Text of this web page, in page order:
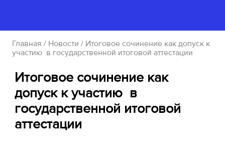
Главная / Новости / Итоговое сочинение как допуск к
участию в государственной итоговой аттестации
Итоговое сочинение как
допуск к участию в
государственной итоговой
аттестации